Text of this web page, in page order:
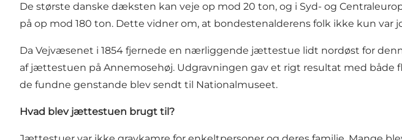
De største danske dæksten kan veje op mod 20 ton, og i Syd- og
på op mod 180 ton. Dette vidner om, at bondestenalderens folk ikke kun
Da Vejvæsenet i 1854 fjernede en nærliggende jættestue lidt nordøst for
af jættestuen på Annemosehøj. Udgravningen gav et rigt resultat med både
de fundne genstande blev sendt til Nationalmuseet.
Hvad blev jættestuen brugt til?